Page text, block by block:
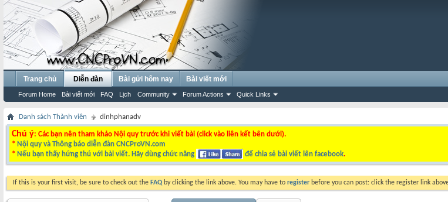
Trang chủ Diễn đàn
Forum Home Bài viết mới FAQ Lịch Community Forum Actions Quick Links
Bài gửi hôm nay Bài viết mới
Danh sách Thành viên dinhphanadv
Chú ý: Các bạn nên tham khảo Nội quy trước khi viết bài (click vào liên kết bên dưới).
* Nội quy và Thông báo diễn đàn CNCProVN.com
* Nếu bạn thấy hứng thú với bài viết. Hãy dùng chức năng để chia sẻ bài viết lên facebook.
If this is your first visit, be sure to check out the FAQ by clicking the link above. You may have to register before you can post: click the register link